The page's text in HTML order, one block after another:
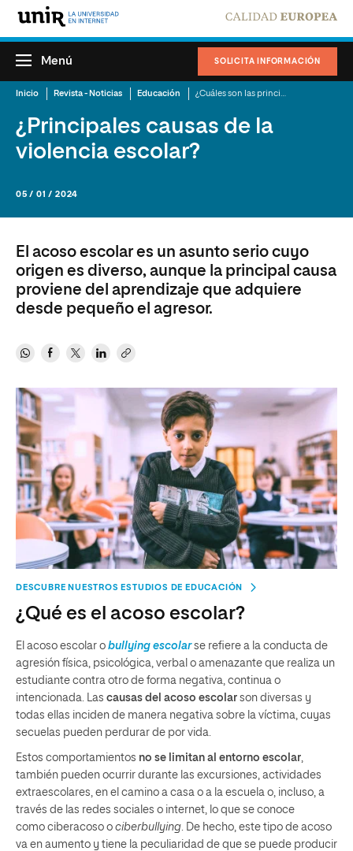
SOLICITA INFORMACIÓN
Menú
Inicio Revista - Noticias Educación
¿Principales causas de la
violencia escolar?
05 / 01 / 2024
El acoso escolar es un asunto serio cuyo
origen es diverso, aunque la principal causa
proviene del aprendizaje que adquiere
desde pequeño el agresor.
DESCUBRE NUESTROS ESTUDIOS DE EDUCACIÓN
¿Qué es el acoso escolar?
El acoso escolar o bullying escolar se refiere a la conducta de
agresión física, psicológica, verbal o amenazante que realiza un
estudiante contra otro de forma negativa, continua o
intencionada. Las causas del acoso escolar son diversas y
todas ellas inciden de manera negativa sobre la víctima, cuyas
secuelas pueden perdurar de por vida.
Estos comportamientos no se limitan al entorno escolar
también pueden ocurrir durante las excursiones, actividades
extraescolares, en el camino a casa o a la escuela o, incluso, a
través de las redes sociales o internet, lo que se conoce
como ciberacoso o ciberbullying . De hecho, este tipo de acoso
va en aumento y tiene la peculiaridad de que se puede producir